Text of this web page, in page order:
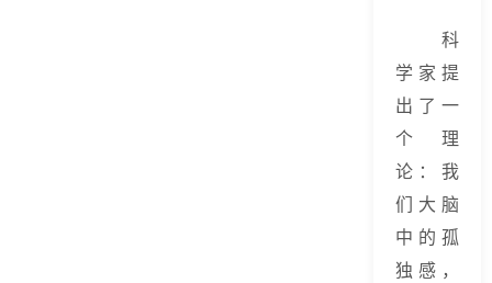
科
学家提
出了一
个理
论：我
们大脑
中的孤
独感，